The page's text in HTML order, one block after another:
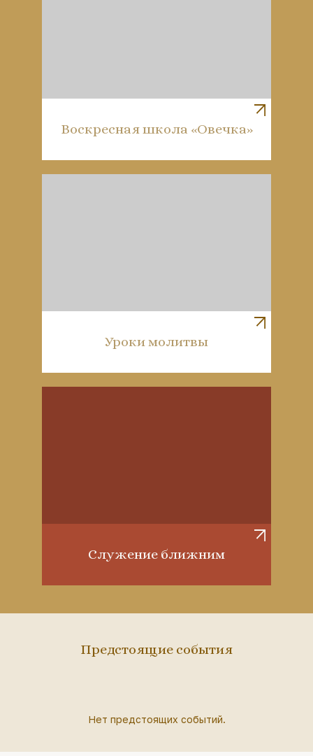
Служение ближним
Уроки молитвы
Воскресная школа «Овечка»
Предстоящие события
Нет предстоящих событий.